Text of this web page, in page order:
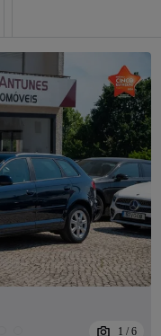
Possibilidade de
financiamento
1 / 6